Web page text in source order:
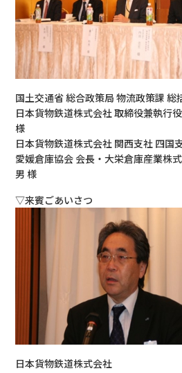
国土交通省 総合政策局 物流政策課
日本貨物鉄道株式会社 取締役兼執行
様
日本貨物鉄道株式会社 関西支社 四
愛媛倉庫協会 会長・大栄倉庫産業株
男 様
▽来賓ごあいさつ
日本貨物鉄道株式会社